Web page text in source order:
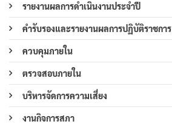
รายงานผลการดำเนินงานประจำปี
คำรับรองและรายงานผลการปฏิบัติราชการ
ควบคุมภายใน
ตรวจสอบภายใน
บริหารจัดการความเสี่ยง
งานกิจการสภา